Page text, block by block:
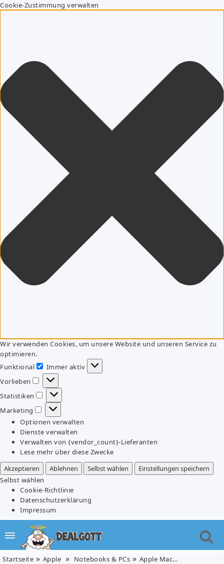
Cookie-Zustimmung verwalten
Wir verwenden Cookies, um unsere Website und unseren Service zu
optimieren.
Funktional
Funktional
Immer aktiv
Vorlieben
Vorlieben
Statistiken
Statistiken
Marketing
Marketing
Optionen verwalten
Dienste verwalten
Verwalten von {vendor_count}-Lieferanten
Lese mehr über diese Zwecke
Akzeptieren
Ablehnen Selbst wählen
Einstellungen speichern
Selbst wählen
Cookie-Richtlinie
Datenschutzerklärung
Impressum
Startseite Apple Notebooks & PCs Apple MacBook Air 15,3″ 2023 M2/8/256GB SSD 10C GPU Mitternacht MQKW3D/A für 1.149€ (Vergleich: 1.249€)